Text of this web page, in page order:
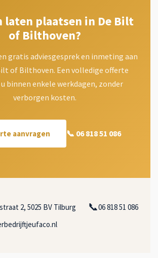
laten plaatsen in De Bilt
of Bilthoven?
gratis adviesgesprek en inmeting aan
of Bilthoven. Een volledige offerte
binnen enkele werkdagen, zonder
verborgen kosten.
aanvragen 📞 06 818 51 086
2, 5025 BV Tilburg 📞06 818 51 086